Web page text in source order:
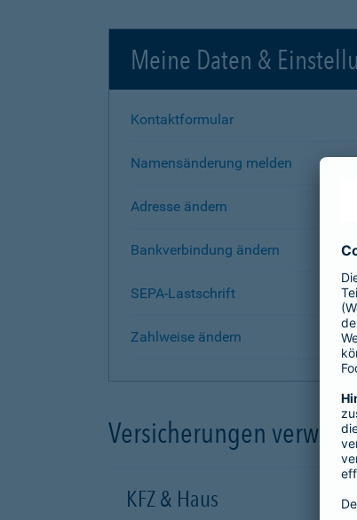
Meine Daten &
Kontaktformular
Namensänderung melden
Adresse ändern
Bankverbindung ändern
SEPA-Lastschrift
Zahlweise ändern
Versicherungen
KFZ & Haus